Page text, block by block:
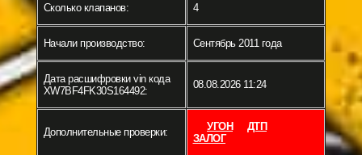
Сколько клапанов: 4
Начали производство: Сентябрь 2011 года
Дата расшифровки vin кода
XW7BF4FK30S164492:
08.08.2026 11:24
Дополнительные проверки: УГОН
ДТП
ЗАЛОГ